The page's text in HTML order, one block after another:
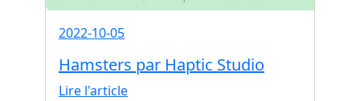
2022-10-05
Hamsters par Haptic Studio
Lire l'article